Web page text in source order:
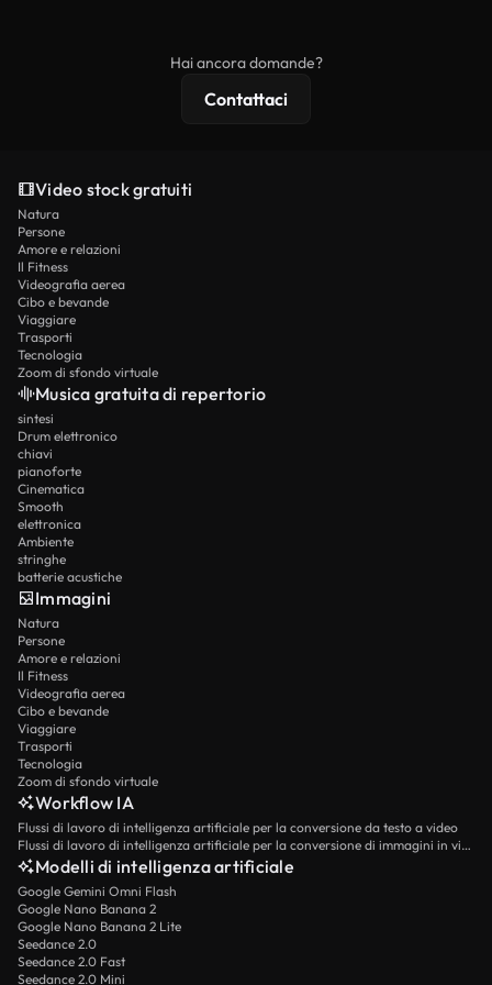
Hai ancora domande?
Contattaci
Video stock gratuiti
Natura
Persone
Amore e relazioni
Il Fitness
Videografia aerea
Cibo e bevande
Viaggiare
Trasporti
Tecnologia
Zoom di sfondo virtuale
Musica gratuita di repertorio
sintesi
Drum elettronico
chiavi
pianoforte
Cinematica
Smooth
elettronica
Ambiente
stringhe
batterie acustiche
Immagini
Natura
Persone
Amore e relazioni
Il Fitness
Videografia aerea
Cibo e bevande
Viaggiare
Trasporti
Tecnologia
Zoom di sfondo virtuale
Workflow IA
Flussi di lavoro di intelligenza artificiale per la conversione da testo a video
Flussi di lavoro di intelligenza artificiale per la conversione di immagini in video
Modelli di intelligenza artificiale
Google Gemini Omni Flash
Google Nano Banana 2
Google Nano Banana 2 Lite
Seedance 2.0
Seedance 2.0 Fast
Seedance 2.0 Mini